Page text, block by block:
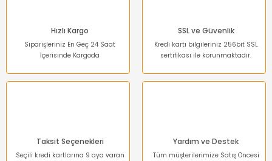
Bu ürüne benzer farklı alternatifler olmalı.
Hızlı Kargo
Siparişleriniz En Geç 24 Saat
İçerisinde Kargoda
SSL ve Güvenlik
Kredi kartı bilgileriniz 256bit SSL
sertifikası ile korunmaktadır.
Taksit Seçenekleri
Seçili kredi kartlarına 9 aya varan
Yardım ve Destek
Tüm müşterilerimize Satış Öncesi